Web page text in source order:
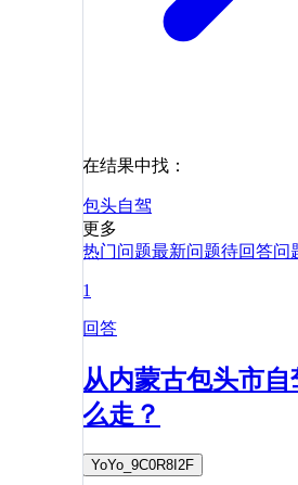
在结果中找：
包头自驾
更多
热门问题最新问题待回答问
1
回答
从内蒙古包头市
么走？
YoYo_9C0R8I2F